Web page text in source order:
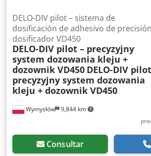
Wymysłów 9,844 km
DELO-DIV pilot – sistema de
dosificación de adhesivo de
dosificador VD450
DELO-DIV pilot – precyzyjny
system dozowania kleju +
dozownik VD450 DELO-DIV
precyzyjny system dozowania
kleju + dozownik VD450
Consultar